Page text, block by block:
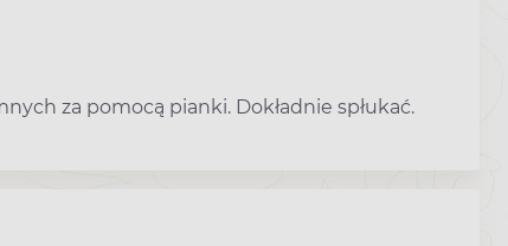
za pomocą pianki. Dokładnie spłukać.